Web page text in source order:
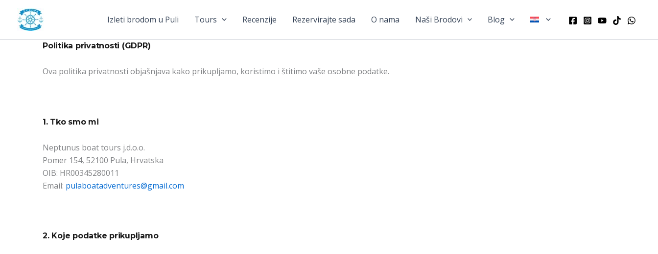
content
Izleti brodom u Puli Tours Recenzije Rezervirajte sada O nama Naši Brodovi Blog
Politika privatnosti (GDPR)
Ova politika privatnosti objašnjava kako prikupljamo, koristimo i štitimo vaše osobne podatke.
1. Tko smo mi
Neptunus boat tours j.d.o.o.
Pomer 154, 52100 Pula, Hrvatska
OIB: HR00345280011
Email: pulaboatadventures@gmail.com
2. Koje podatke prikupljamo